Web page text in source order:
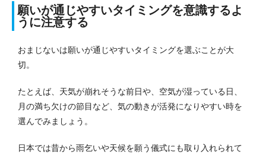
願いが通じやすいタイミングを意識するよ
うに注意する
おまじないは願いが通じやすいタイミングを選ぶことが大
切。
たとえば、天気が崩れそうな前日や、空気が湿っている日、
月の満ち欠けの節目など、気の動きが活発になりやすい時を
選んでみましょう。
日本では昔から雨乞いや天候を願う儀式にも取り入れられて